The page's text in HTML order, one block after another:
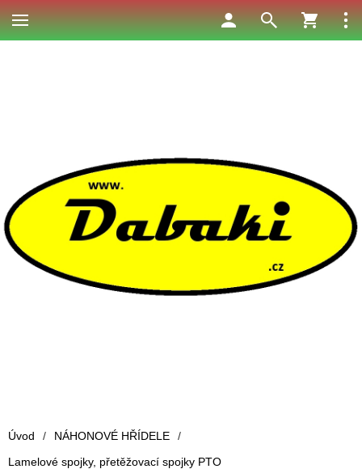
Úvod / NÁHONOVÉ HŘÍDELE
/
Lamelové spojky, přetěžovací spojky PTO